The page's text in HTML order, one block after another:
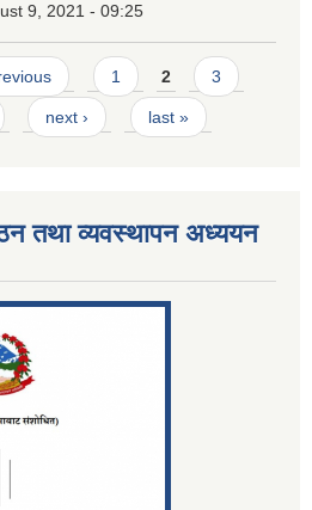
9, 2021 - 09:25
1 2 3
next › last »
तथा व्यवस्थापन अध्ययन